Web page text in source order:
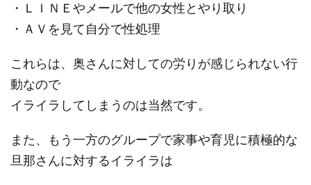
・ＬＩＮＥやメールで他の女性とやり取り
・ＡＶを見て自分で性処理
これらは、奥さんに対しての労りが感じられない行
動なので
イライラしてしまうのは当然です。
また、もう一方のグループで家事や育児に積極的な
旦那さんに対するイライラは